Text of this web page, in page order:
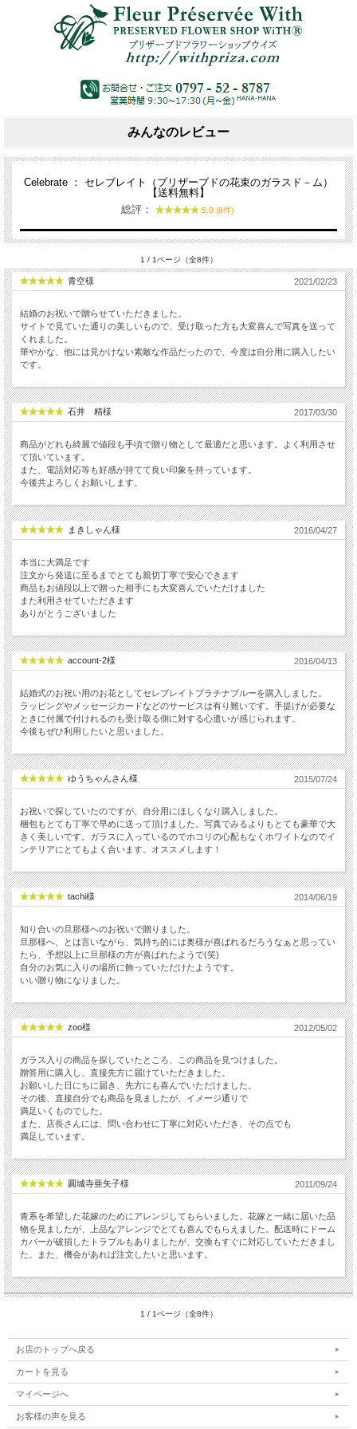
みんなのレビュー
Celebrate ： セレブレイト（プリザーブドの花束のガラスド－ム）
【送料無料】
総評：
5.0 (8件)
1 / 1ページ（全8件）
青空様 2021/02/23
結婚のお祝いで贈らせていただきました。
サイトで見ていた通りの美しいもので、受け取った方も大変喜んで写真を送って
くれました。
華やかな、他には見かけない素敵な作品だったので、今度は自分用に購入したい
です。
石井 精様 2017/03/30
商品がどれも綺麗で値段も手頃で贈り物として最適だと思います。よく利用させ
て頂いています。
また、電話対応等も好感が持てて良い印象を持っています。
今後共よろしくお願いします。
まきしゃん様 2016/04/27
本当に大満足です
注文から発送に至るまでとても親切丁寧で安心できます
商品もお値段以上で贈った相手にも大変喜んでいただけました
また利用させていただきます
ありがとうございました
account-2様 2016/04/13
結婚式のお祝い用のお花としてセレブレイトプラチナブルーを購入しました。
ラッピングやメッセージカードなどのサービスは有り難いです。手提げが必要な
ときに付属で付けれるのも受け取る側に対する心遣いが感じられます。
今後もぜひ利用したいと思いました。
ゆうちゃんさん様 2015/07/24
お祝いで探していたのですが、自分用にほしくなり購入しました。
梱包もとても丁寧で早めに送って頂けました。写真でみるよりもとても豪華で大
きく美しいです。ガラスに入っているのでホコリの心配もなくホワイトなのでイ
ンテリアにとてもよく合います。オススメします！
tachi様 2014/06/19
知り合いの旦那様へのお祝いで贈りました。
旦那様へ、とは言いながら、気持ち的には奥様が喜ばれるだろうなぁと思ってい
たら、予想以上に旦那様の方が喜ばれたようで(笑)
自分のお気に入りの場所に飾っていただけたようです。
いい贈り物になりました。
zoo様 2012/05/02
ガラス入りの商品を探していたところ、この商品を見つけました。
贈答用に購入し、直接先方に届けていただきました。
お願いした日にちに届き、先方にも喜んでいただけました。
その後、直接自分でも商品を見ましたが、イメージ通りで
満足いくものでした。
また、店長さんには、問い合わせに丁寧に対応いただき、その点でも
満足しています。
圓城寺亜矢子様 2011/09/24
青系を希望した花嫁のためにアレンジしてもらいました。花嫁と一緒に届いた品
物を見ましたが、上品なアレンジでとても喜んでもらえました。配送時にドーム
カバーが破損したトラブルもありましたが、交換もすぐに対応していただきまし
た。また、機会があれば注文したいと思います。
1 / 1ページ（全8件）
お店のトップへ戻る
カートを見る
マイページへ
お客様の声を見る